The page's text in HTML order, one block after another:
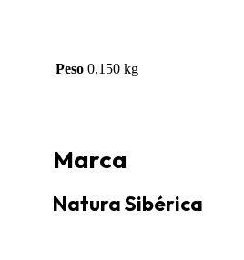
Peso 0,150 kg
Marca
Natura Sibérica